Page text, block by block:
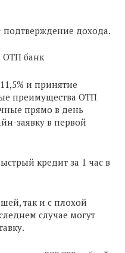
дохода.
ОТП банк
и принятие
преимущества ОТП
прямо в день
заявку в первой
кредит за 1 час в
так и с плохой
случае могут